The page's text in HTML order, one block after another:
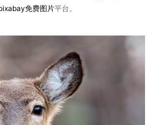
免费图片平台。